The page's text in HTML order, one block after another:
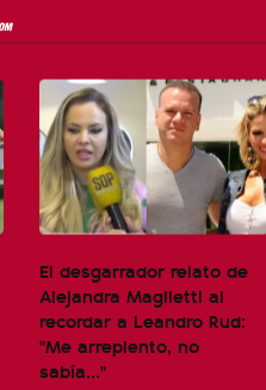
El desgarrador relato de
Alejandra Maglietti al
recordar a Leandro Rud:
"Me arrepiento, no
sabía..."